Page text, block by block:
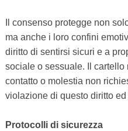
Il consenso protegge non
ma anche i loro confini
diritto di sentirsi sicuri e a
sociale o sessuale. Il
contatto o molestia non
violazione di questo diritto
Protocolli di sicurezza